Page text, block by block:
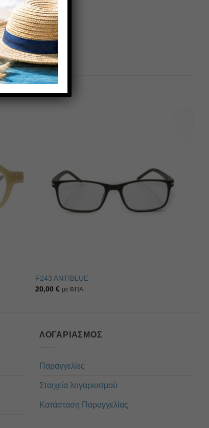
F243 ANTIBLUE
20,00€ με ΦΠΑ
ΛΟΓΑΡΙΑΣΜΌΣ
Παραγγελίες
Στοιχεία λογαριασμού
Κατάσταση Παραγγελίας